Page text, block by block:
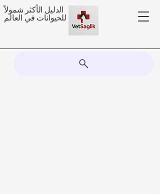
الدليل الأكثر شمولاً
للحيوانات في العالم